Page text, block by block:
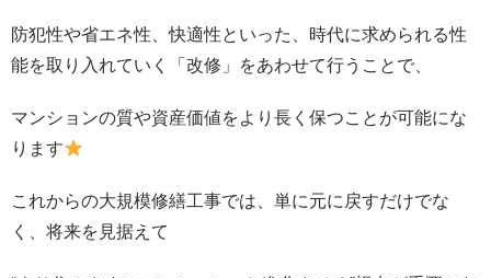
防犯性や省エネ性、快適性といった、時代に求められる性
能を取り入れていく「改修」をあわせて行うことで、
マンションの質や資産価値をより長く保つことが可能にな
ります
これからの大規模修繕工事では、単に元に戻すだけでな
く、将来を見据えて